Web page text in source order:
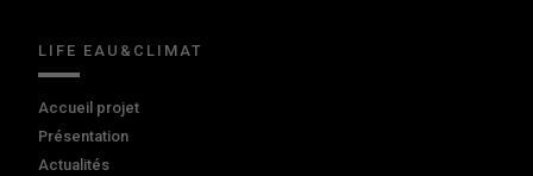
LIFE EAU&CLIMAT
Accueil projet
Présentation
Actualités